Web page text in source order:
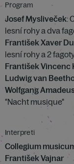
Program
Josef Mysliveček:
lesní rohy a dva
František Xaver
lesní rohy a 2
František Vincenc
Ludwig van
Wolfgang
"Nacht musique"
Interpreti
Collegium
František Vajnar